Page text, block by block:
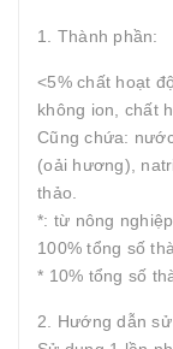
1. Thành phần:
<5% chất hoạt
không ion, chất
Cũng chứa:
(oải hương),
thảo.
*: từ nông
100% tổng số
* 10% tổng số
2. Hướng dẫn